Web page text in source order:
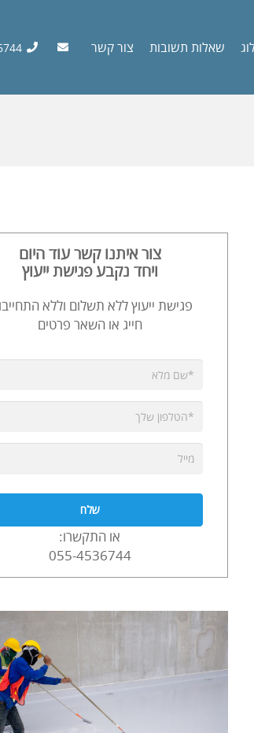
שאלות תשובות צור קשר
צור איתנו קשר עוד היום
ויחד נקבע פגישת ייעוץ
פגישת ייעוץ ללא תשלום וללא
חייג או השאר פרטים
או התקשרו:
055-4536744